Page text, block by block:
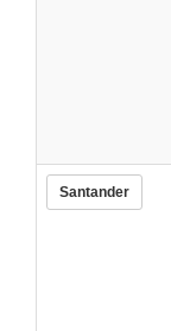
Santander